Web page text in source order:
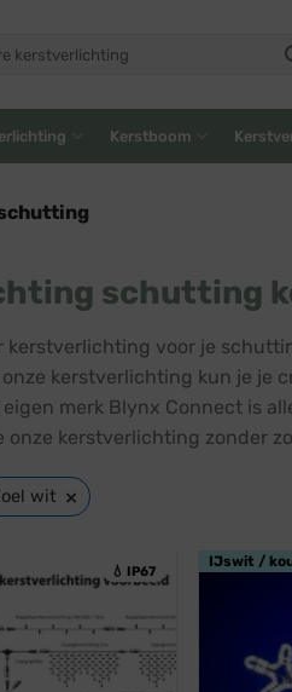
Kerstboom
schutting
kerstverlichting voor je
kerstverlichting kun je je
merk Blynx Connect is
onze kerstverlichting zonder
wit ×
💧 IP67
IJswit /